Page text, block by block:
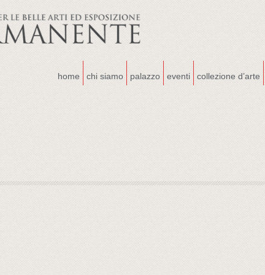
home chi siamo palazzo eventi collezione d’arte